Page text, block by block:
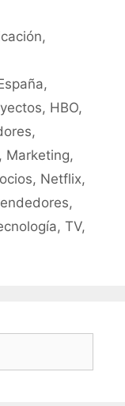
,
,
, HBO,
,
, Marketing,
, Netflix,
,
, TV,